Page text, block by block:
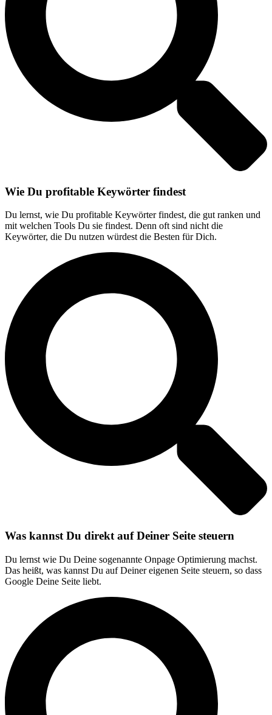
Wie Du profitable Keywörter findest
Du lernst, wie Du profitable Keywörter findest, die gut ranken und
mit welchen Tools Du sie findest. Denn oft sind nicht die
Keywörter, die Du nutzen würdest die Besten für Dich.
Was kannst Du direkt auf Deiner Seite steuern
Du lernst wie Du Deine sogenannte Onpage Optimierung machst.
Das heißt, was kannst Du auf Deiner eigenen Seite steuern, so dass
Google Deine Seite liebt.